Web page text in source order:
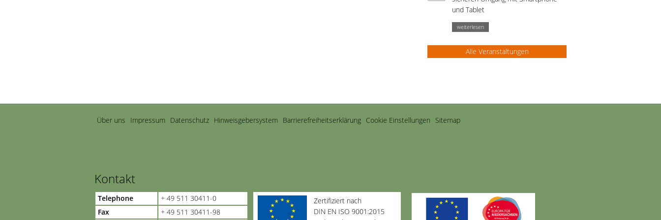
und Tablet
weiterlesen
Alle Veranstaltungen
Navigation
überspringen
Über uns Impressum Datenschutz Hinweisgebersystem Barriere­freiheits­erklärung Cookie Einstellungen Sitemap
Kontakt
Telephone
+ 49 511 30411-0
Fax
+ 49 511 30411-98
Zertifiziert nach
DIN EN ISO 9001:2015